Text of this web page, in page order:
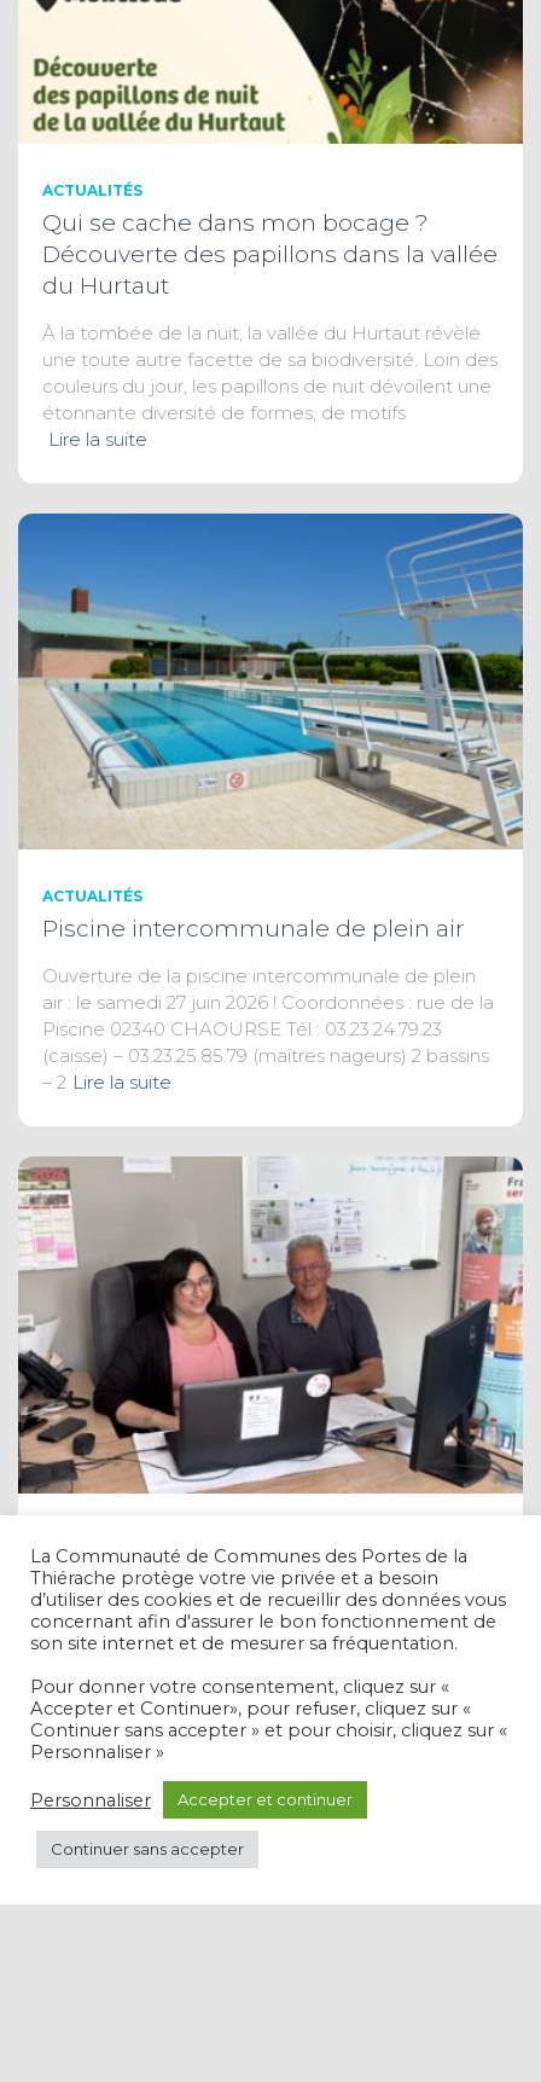
ACTUALITÉS
Qui se cache dans mon bocage ?
Découverte des papillons dans la vallée
du Hurtaut
À la tombée de la nuit, la vallée du Hurtaut révèle
une toute autre facette de sa biodiversité. Loin des
couleurs du jour, les papillons de nuit dévoilent une
étonnante diversité de formes, de motifs
Lire la suite
ACTUALITÉS
Piscine intercommunale de plein air
Ouverture de la piscine intercommunale de plein
air : le samedi 27 juin 2026 ! Coordonnées : rue de la
Piscine 02340 CHAOURSE Tél : 03.23.24.79.23
(caisse) – 03.23.25.85.79 (maîtres nageurs) 2 bassins
– 2 Lire la suite
Un nouveau visage pour France
Services
La Communauté de Communes est heureuse
d’accueillir Charline Gelée au sein de son espace
France Services. Durant tout le mois de juin, elle
travaillera en binôme avec Olivier Péry afin
d’assurer une transition progressive avant
La Communauté de Communes des Portes de la
Thiérache protège votre vie privée et a besoin
d’utiliser des cookies et de recueillir des données vous
concernant afin d'assurer le bon fonctionnement de
son site internet et de mesurer sa fréquentation.
Pour donner votre consentement, cliquez sur «
Accepter et Continuer», pour refuser, cliquez sur «
Continuer sans accepter » et pour choisir, cliquez sur «
Personnaliser »
Personnaliser Accepter et continuer
Continuer sans accepter